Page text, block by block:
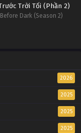
Trời Tối (Phần 2)
Dark (Season 2)
2026
2025
2025
2025